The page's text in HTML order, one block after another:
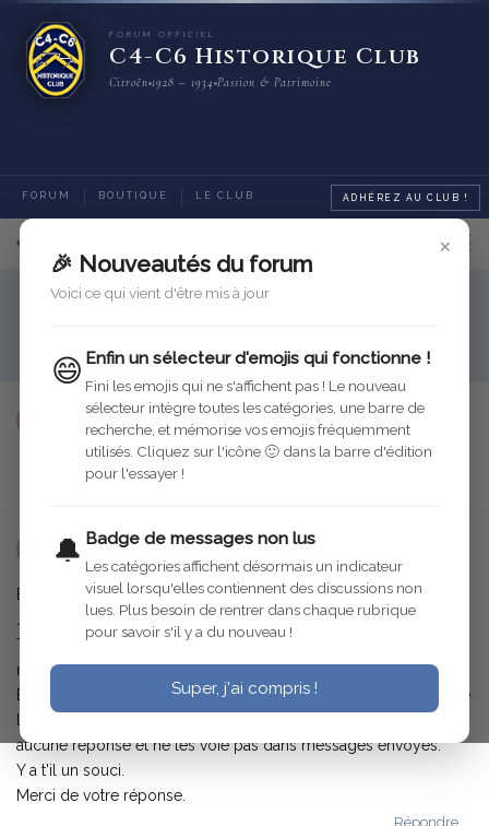
FORUM OFFICIEL
C4-C6 Historique Club
Citroën 1928 – 1934 Passion & Patrimoine
FORUM BOUTIQUE LE CLUB ADHÉREZ AU CLUB !
×
🎉 Nouveautés du forum
Voici ce qui vient d'être mis à jour
😄 Enfin un sélecteur d'emojis qui fonctionne !
Fini les emojis qui ne s'affichent pas ! Le nouveau
sélecteur intègre toutes les catégories, une barre de
recherche, et mémorise vos emojis fréquemment
utilisés. Cliquez sur l'icône 🙂 dans la barre d'édition
pour l'essayer !
🔔 Badge de messages non lus
Les catégories affichent désormais un indicateur
visuel lorsqu'elles contiennent des discussions non
lues. Plus besoin de rentrer dans chaque rubrique
pour savoir s'il y a du nouveau !
Super, j'ai compris !
Assistance Assistance Forum
steph 10 juil. 2024
steph 10 juil. 2024
Bonjour,
Je rencontre un problème avec la messagerie privée.
Tout d'abord 2 messages privés sont affichés et lorsque je me
rends dans les messages privés, il n'y a rien.
Ensuite, j'ai envoyé deux messages privés et apparemment je ne
aucune réponse et ne les voie pas dans messages envoyés.
Y a t'il un souci.
Merci de votre réponse.
Répondre